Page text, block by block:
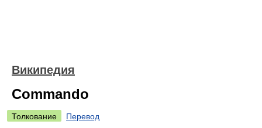
Википедия
Commando
Толкование
Перевод